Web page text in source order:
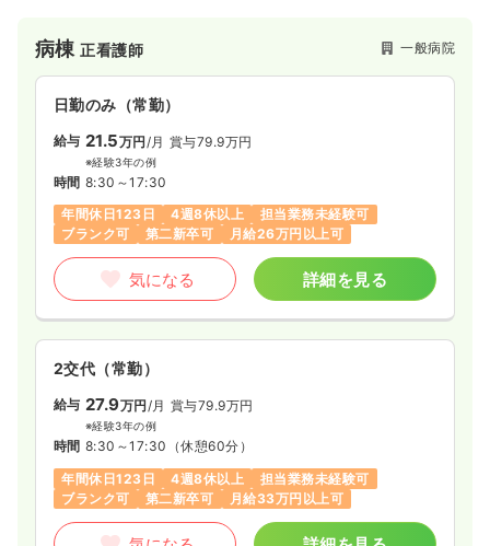
病棟正看護師 一般病院
日勤のみ（常勤）
給与 21.5万円 /月 賞与79.9万円
※経験3年の例
時間 8:30～17:30
年間休日123日
4週8休以上
担当業務未経験可
ブランク可
第二新卒可 月給26万円以上可
気になる 詳細を見る
2交代（常勤）
給与 27.9万円/月 賞与79.9万円
※経験3年の例
時間 8:30～17:30 （休憩60分）
年間休日123日
4週8休以上
担当業務未経験可
ブランク可
第二新卒可 月給33万円以上可